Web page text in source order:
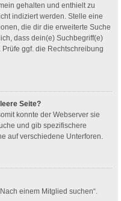
gehalten und enthielt zu
indiziert werden. Stelle eine
die dir die erweiterte Suche
dass dein(e) Suchbegriff(e)
ggf. die Rechtschreibung
Seite?
konnte der Webserver sie
und gib spezifischere
auf verschiedene Unterforen.
einem Mitglied suchen“.